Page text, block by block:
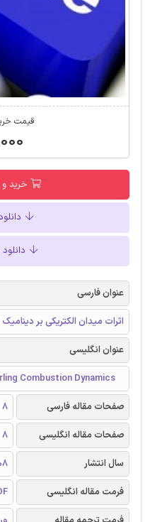
قیمت
خرید
عنوان فارسی
اثرات میدان الکتریکی بر
عنوان انگلیسی
Combustion Dynamics
صفحات مقاله فارسی
8
صفحات مقاله انگلیسی
8
سال انتشار
فرمت مقاله انگلیسی